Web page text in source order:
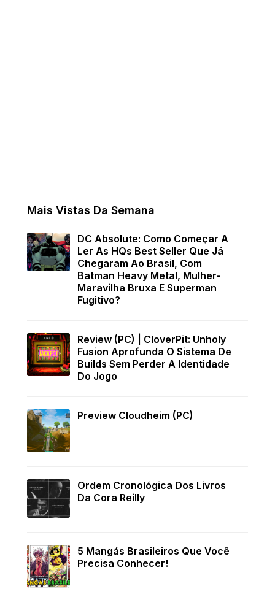
Mais Vistas Da Semana
DC Absolute: Como Começar A
Ler As HQs Best Seller Que Já
Chegaram Ao Brasil, Com
Batman Heavy Metal, Mulher-
Maravilha Bruxa E Superman
Fugitivo?
Review (PC) | CloverPit: Unholy
Fusion Aprofunda O Sistema De
Builds Sem Perder A Identidade
Do Jogo
Preview Cloudheim (PC)
Ordem Cronológica Dos Livros
Da Cora Reilly
5 Mangás Brasileiros Que Você
Precisa Conhecer!